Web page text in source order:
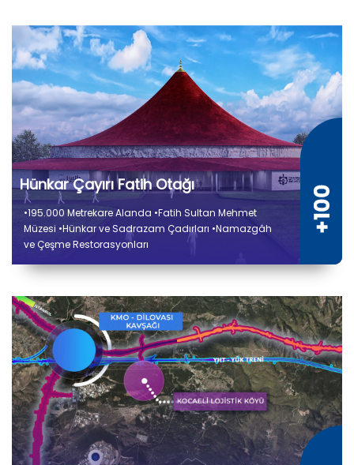
Hünkar Çayırı Fatih Otağı
•195.000 Metrekare Alanda •Fatih Sultan Mehmet
Müzesi •Hünkar ve Sadrazam Çadırları •Namazgâh
ve Çeşme Restorasyonları